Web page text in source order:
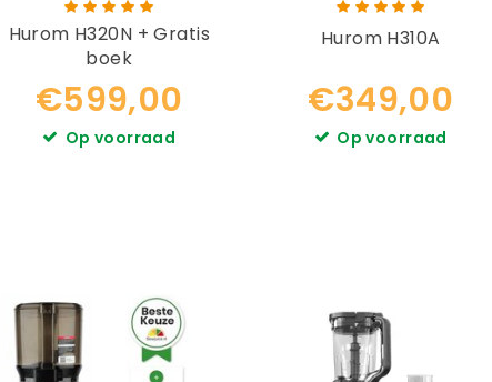
Hurom H320N + Gratis
boek
€599,00
Op voorraad
Hurom H310A
€349,00
Op voorraad